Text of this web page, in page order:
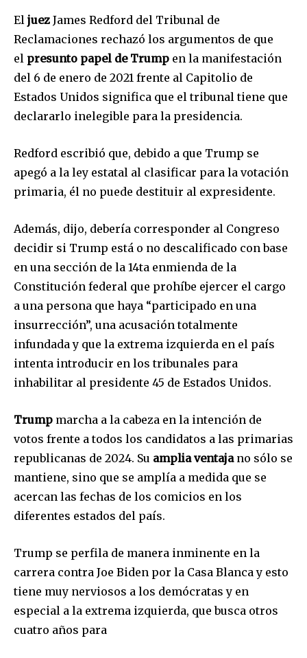
Join our community of
SUBSCRIBERS and be part of the
conversation.
To subscribe, simply enter your email address on our website
your privacy and won't spam your inbox. Your information is
El juez James Redford del Tribunal de
Reclamaciones rechazó los argumentos de que
el presunto papel de Trump en la manifestación
del 6 de enero de 2021 frente al Capitolio de
Estados Unidos significa que el tribunal tiene que
declararlo inelegible para la presidencia.
Redford escribió que, debido a que Trump se
apegó a la ley estatal al clasificar para la votación
primaria, él no puede destituir al expresidente.
Además, dijo, debería corresponder al Congreso
decidir si Trump está o no descalificado con base
en una sección de la 14ta enmienda de la
Constitución federal que prohíbe ejercer el cargo
a una persona que haya “participado en una
insurrección”, una acusación totalmente
infundada y que la extrema izquierda en el país
intenta introducir en los tribunales para
inhabilitar al presidente 45 de Estados Unidos.
Trump marcha a la cabeza en la intención de
votos frente a todos los candidatos a las primarias
republicanas de 2024. Su amplia ventajano sólo se
mantiene, sino que se amplía a medida que se
acercan las fechas de los comicios en los
diferentes estados del país.
Trump se perfila de manera inminente en la
carrera contra Joe Biden por la Casa Blanca y esto
tiene muy nerviosos a los demócratas y en
especial a la extrema izquierda, que busca otros
cuatro años para